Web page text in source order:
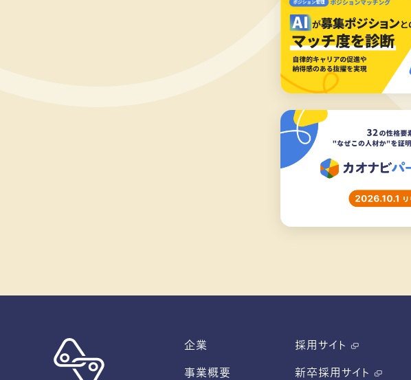
企業
事業概要
採用サイト
新卒採用サイト